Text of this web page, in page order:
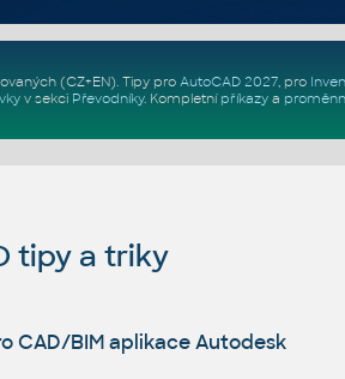
(CZ+EN). Tipy pro AutoCAD 2027, pro
v sekci Převodníky. Kompletní příkazya
tipy a triky
CAD/BIM aplikace Autodesk